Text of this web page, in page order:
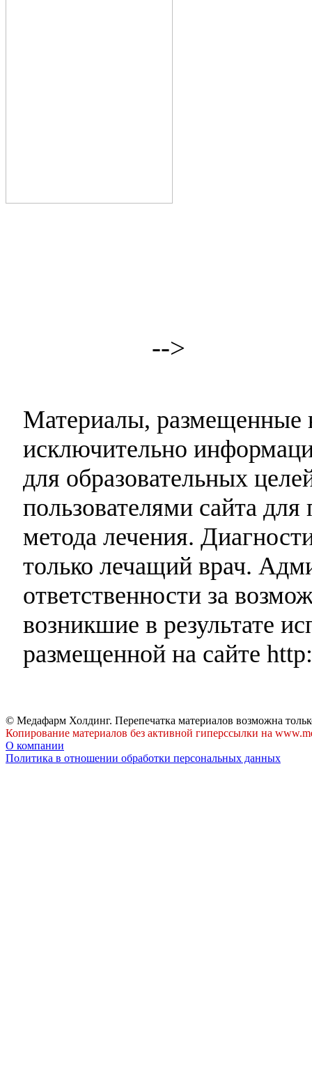
-->
Материалы, размещенные
исключительно
для образовательных
пользователями сайта
метода лечения.
только лечащий врач.
ответственности за
возникшие в результате
размещенной на сайте
© Медафарм Холдинг. Перепечатка материалов возможна
Копирование материалов без активной гиперссылки на
О компании
Политика в отношении обработки персональных данных